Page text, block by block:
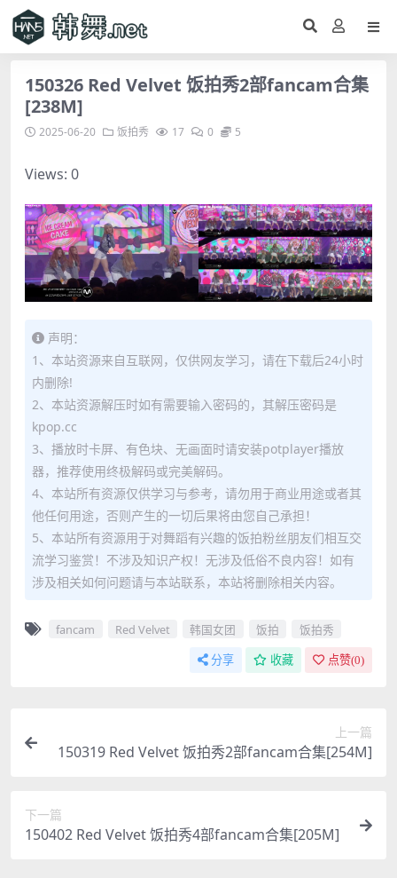
150326 Red Velvet 饭拍秀2部fancam合集
[238M]
2025-06-20 饭拍秀 17 0 5
Views: 0
声明：
1、本站资源来自互联网，仅供网友学习，请在下载后24小时
内删除!
2、本站资源解压时如有需要输入密码的，其解压密码是
kpop.cc
3、播放时卡屏、有色块、无画面时请安装potplayer播放
器，推荐使用终极解码或完美解码。
4、本站所有资源仅供学习与参考，请勿用于商业用途或者其
他任何用途，否则产生的一切后果将由您自己承担！
5、本站所有资源用于对舞蹈有兴趣的饭拍粉丝朋友们相互交
流学习鉴赏！不涉及知识产权！无涉及低俗不良内容！如有
涉及相关如何问题请与本站联系，本站将删除相关内容。
fancam Red Velvet 韩国女团 饭拍 饭拍秀
分享 收藏 点赞(0)
上一篇
150319 Red Velvet 饭拍秀2部fancam合集[254M]
下一篇
150402 Red Velvet 饭拍秀4部fancam合集[205M]